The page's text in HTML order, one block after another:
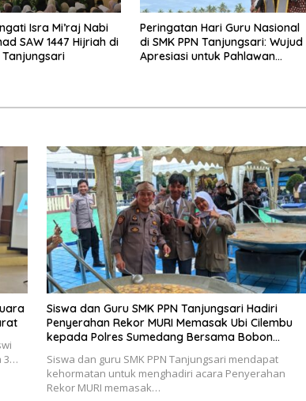
Isra Mi’raj Nabi
SAW 1447 Hijriah di
Tanjungsari
Peringatan Hari Guru Nasional
di SMK PPN Tanjungsari: Wujud
Apresiasi untuk Pahlawan
3…
Siswa dan Guru SMK PPN Tanjungsari Hadiri
Penyerahan Rekor MURI Memasak Ubi Cilembu
kepada Polres Sumedang Bersama Bobon
Siswa dan guru SMK PPN Tanjungsari mendapat
kehormatan untuk menghadiri acara Penyerahan
Rekor MURI memasak…